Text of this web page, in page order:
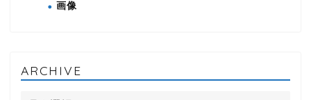
画像
ARCHIVE